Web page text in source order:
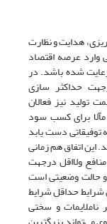
هدایت و نظارت
وارد عرصه اقتصاد
شده باشد. در
حداکثر سازی
تولید نیز فعالان
برای کسب سود
توفیقاتی دست یابد
این اتفاق هم زمانی
ولااقل درجهت
حالت وضعیتی است
شرایط حداقل شرایط
ناملایمات و سختی